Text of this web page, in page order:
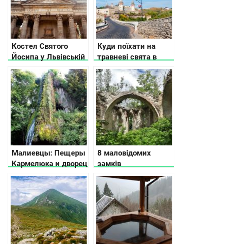
Костел Святого
Йосипа у Львівській
області
Куди поїхати на
травневі свята в
Україні
Малиевцы: Пещеры
Кармелюка и дворец
Орловских
8 маловідомих
замків
Тернопільської
області